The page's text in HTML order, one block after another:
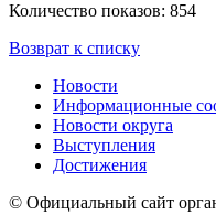
Количество показов: 854
Возврат к списку
Новости
Информационные
Новости округа
Выступления
Достижения
© Официальный сайт